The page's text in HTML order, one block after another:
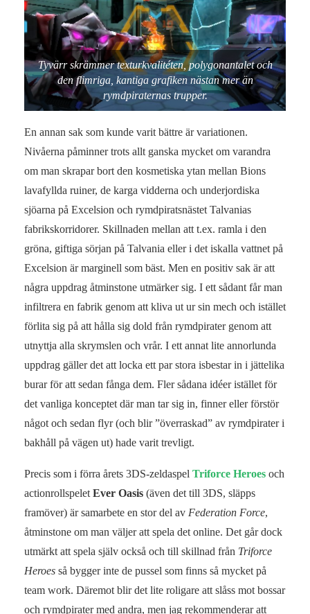
Tyvärr skrämmer texturkvalitéten, polygonantalet och
den flimriga, kantiga grafiken nästan mer än
rymdpiraternas trupper.
En annan sak som kunde varit bättre är variationen.
Nivåerna påminner trots allt ganska mycket om varandra
om man skrapar bort den kosmetiska ytan mellan Bions
lavafyllda ruiner, de karga vidderna och underjordiska
sjöarna på Excelsion och rymdpiratsnästet Talvanias
fabrikskorridorer. Skillnaden mellan att t.ex. ramla i den
gröna, giftiga sörjan på Talvania eller i det iskalla vattnet på
Excelsion är marginell som bäst. Men en positiv sak är att
några uppdrag åtminstone utmärker sig. I ett sådant får man
infiltrera en fabrik genom att kliva ut ur sin mech och istället
förlita sig på att hålla sig dold från rymdpirater genom att
utnyttja alla skrymslen och vrår. I ett annat lite annorlunda
uppdrag gäller det att locka ett par stora isbestar in i jättelika
burar för att sedan fånga dem. Fler sådana idéer istället för
det vanliga konceptet där man tar sig in, finner eller förstör
något och sedan flyr (och blir ”överraskad” av rymdpirater i
bakhåll på vägen ut) hade varit trevligt.
Precis som i förra årets 3DS-zeldaspel Triforce Heroes och
actionrollspelet Ever Oasis (även det till 3DS, släpps
framöver) är samarbete en stor del av Federation Force,
åtminstone om man väljer att spela det online. Det går dock
utmärkt att spela själv också och till skillnad från Triforce
Heroes så bygger inte de pussel som finns så mycket på
team work. Däremot blir det lite roligare att slåss mot bossar
och rymdpirater med andra, men jag rekommenderar att